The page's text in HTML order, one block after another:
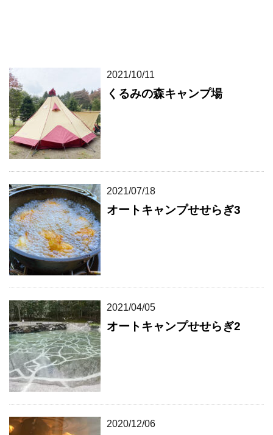
2021/10/11
くるみの森キャンプ場
2021/07/18
オートキャンプせせらぎ3
2021/04/05
オートキャンプせせらぎ2
2020/12/06